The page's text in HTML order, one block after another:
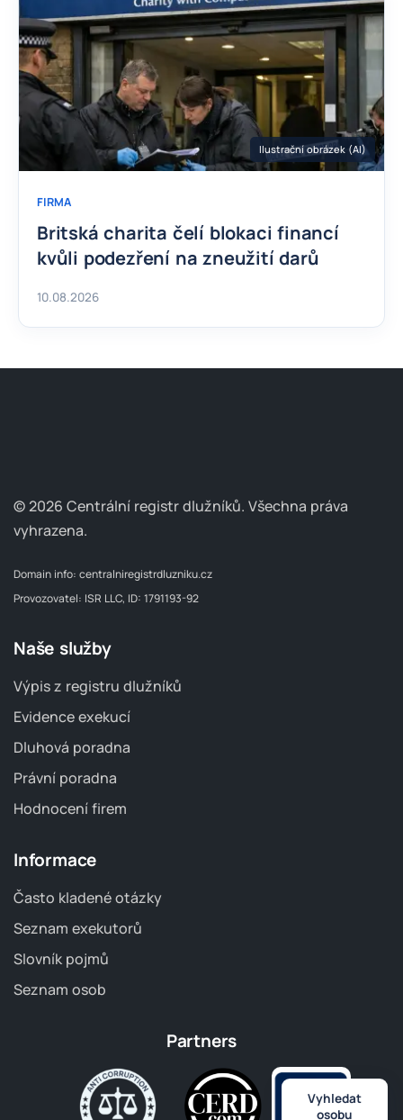
Ilustrační obrázek (AI)
FIRMA
Britská charita čelí blokaci financí
kvůli podezření na zneužití darů
10.08.2026
© 2026 Centrální registr dlužníků. Všechna práva
vyhrazena.
Domain info: centralniregistrdluzniku.cz
Provozovatel: ISR LLC, ID: 1791193-92
Naše služby
Výpis z registru dlužníků
Evidence exekucí
Dluhová poradna
Právní poradna
Hodnocení firem
Informace
Často kladené otázky
Seznam exekutorů
Slovník pojmů
Seznam osob
Partners
Vyhledat
osobu